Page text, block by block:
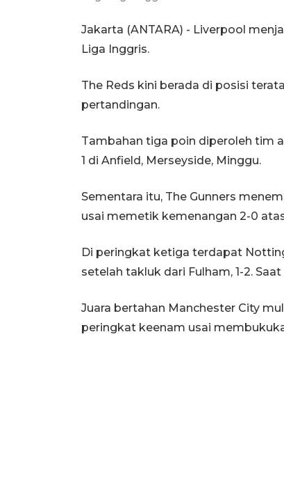
Jakarta (ANTARA) - Liverpool
Liga Inggris.
The Reds kini berada di posisi
pertandingan.
Tambahan tiga poin diperoleh tim
1 di Anfield, Merseyside, Minggu.
Sementara itu, The Gunners
usai memetik kemenangan 2-0
Di peringkat ketiga terdapat
setelah takluk dari Fulham, 1-2.
Juara bertahan Manchester City
peringkat keenam usai